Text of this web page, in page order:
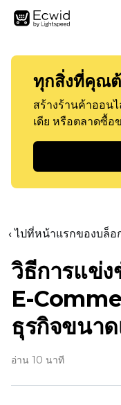
ทุกสิ่งที่คุณต้
สร้างร้านค้าออน
เดีย หรือตลาดซื้อ
‹ ไปที่หน้าแรกของบล็อ
วิธีการแข่
E-
ธุรกิจขนาด
อ่าน 10 นาที